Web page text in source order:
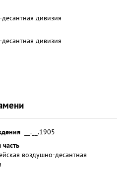
дивизия
дивизия
__.__.1905
воздушно-десантная